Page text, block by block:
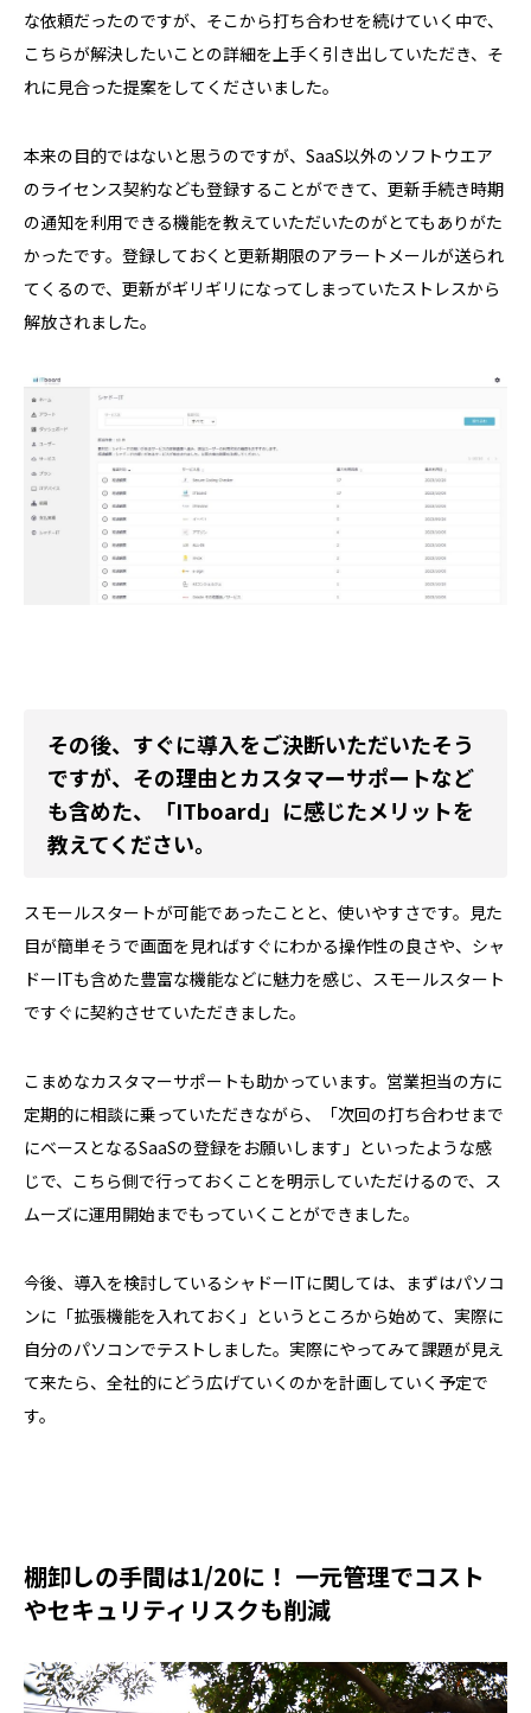
な依頼だったのですが、そこから打ち合わせを続けていく中で、
こちらが解決したいことの詳細を上手く引き出していただき、そ
れに見合った提案をしてくださいました。
本来の目的ではないと思うのですが、SaaS以外のソフトウエア
のライセンス契約なども登録することができて、更新手続き時期
の通知を利用できる機能を教えていただいたのがとてもありがた
かったです。登録しておくと更新期限のアラートメールが送られ
てくるので、更新がギリギリになってしまっていたストレスから
解放されました。
その後、すぐに導入をご決断いただいたそう
ですが、その理由とカスタマーサポートなど
も含めた、「ITboard」に感じたメリットを
教えてください。
スモールスタートが可能であったことと、使いやすさです。見た
目が簡単そうで画面を見ればすぐにわかる操作性の良さや、シャ
ドーITも含めた豊富な機能などに魅力を感じ、スモールスタート
ですぐに契約させていただきました。
こまめなカスタマーサポートも助かっています。営業担当の方に
定期的に相談に乗っていただきながら、「次回の打ち合わせまで
にベースとなるSaaSの登録をお願いします」といったような感
じで、こちら側で行っておくことを明示していただけるので、ス
ムーズに運用開始までもっていくことができました。
今後、導入を検討しているシャドーITに関しては、まずはパソコ
ンに「拡張機能を入れておく」というところから始めて、実際に
自分のパソコンでテストしました。実際にやってみて課題が見え
て来たら、全社的にどう広げていくのかを計画していく予定で
す。
棚卸しの手間は1/20に！ 一元管理でコスト
やセキュリティリスクも削減